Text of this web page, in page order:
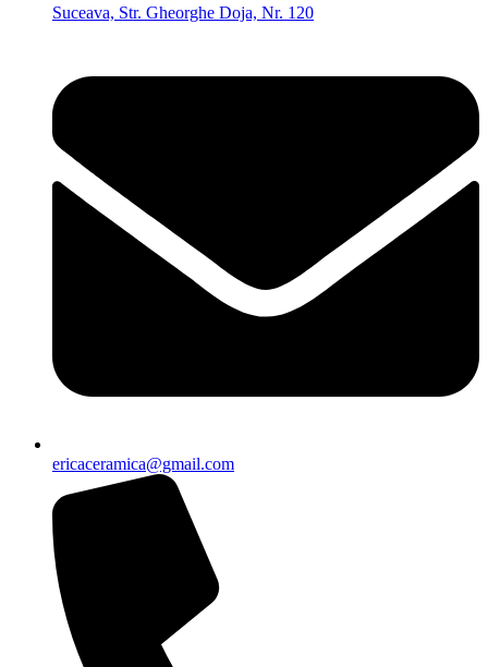
Suceava, Str. Gheorghe Doja, Nr. 120
ericaceramica@gmail.com